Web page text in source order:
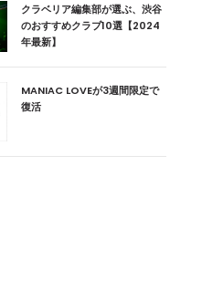
クラベリア編集部が選ぶ、渋谷
のおすすめクラブ10選【2024
年最新】
MANIAC LOVEが3週間限定で
復活